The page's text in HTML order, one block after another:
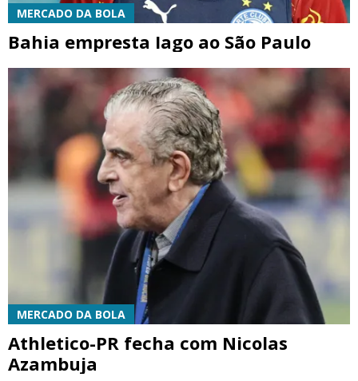
MERCADO DA BOLA
Bahia empresta Iago ao São Paulo
MERCADO DA BOLA
Athletico-PR fecha com Nicolas
Azambuja